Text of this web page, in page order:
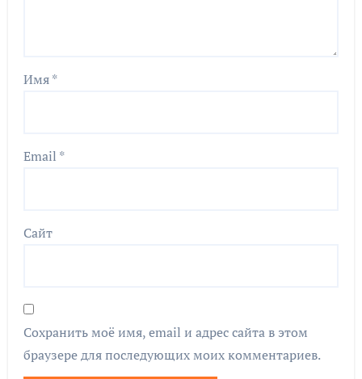
Имя*
Email *
Сайт
Сохранить моё имя, email и адрес сайта в этом
браузере для последующих моих комментариев.